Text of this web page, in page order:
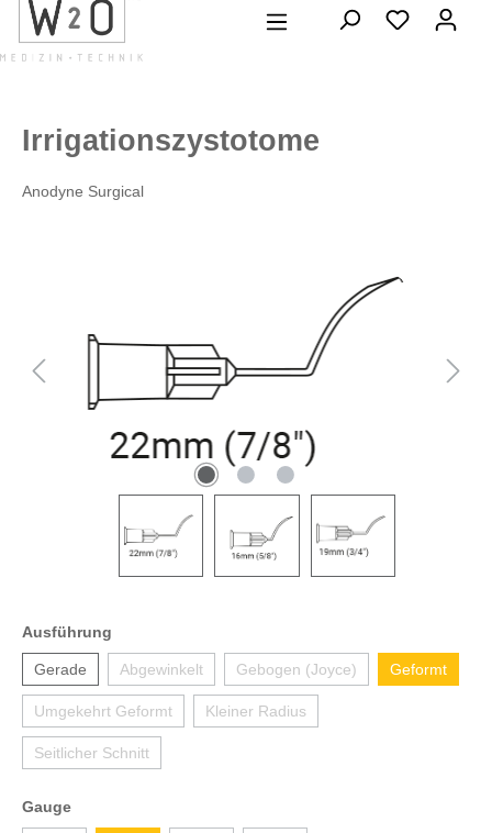
springen
Irrigationszystotome
Anodyne Surgical
Ausführung
Gerade Abgewinkelt Gebogen (Joyce) Geformt
Umgekehrt Geformt Kleiner Radius
Seitlicher Schnitt
Gauge